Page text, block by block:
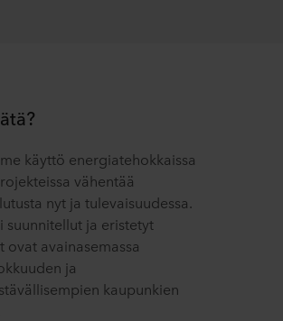
käyttö energiatehokkaissa
vähentää
nyt ja tulevaisuudessa.
suunnitellut ja eristetyt
ovat avainasemassa
ja
kaupunkien